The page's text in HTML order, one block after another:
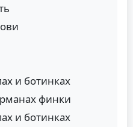
и ботинках
финки
и ботинках